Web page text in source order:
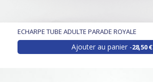
ECHARPE TUBE ADULTE PARADE ROYALE
Ajouter au panier 28,50 €